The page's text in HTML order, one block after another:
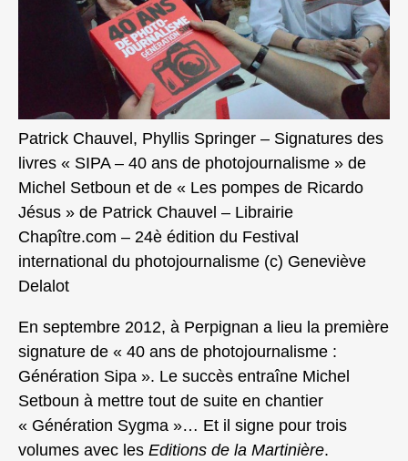
Patrick Chauvel, Phyllis Springer – Signatures des
livres « SIPA – 40 ans de photojournalisme » de
Michel Setboun et de « Les pompes de Ricardo
Jésus » de Patrick Chauvel – Librairie
Chapître.com – 24è édition du Festival
international du photojournalisme (c) Geneviève
Delalot
En septembre 2012, à Perpignan a lieu la première
signature de « 40 ans de photojournalisme :
Génération Sipa ». Le succès entraîne Michel
Setboun à mettre tout de suite en chantier
« Génération Sygma »… Et il signe pour trois
volumes avec les Editions de la Martinière.